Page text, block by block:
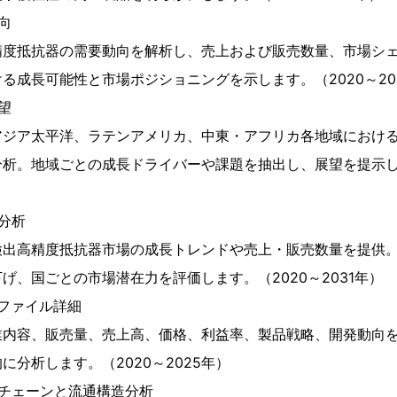
抵抗器の需要動向を解析し、売上および販売数量、市場シ
成長可能性と市場ポジショニングを示します。（2020～
ア太平洋、ラテンアメリカ、中東・アフリカ各地域におけ
。地域ごとの成長ドライバーや課題を抽出し、展望を提
析
高精度抵抗器市場の成長トレンドや売上・販売数量を提供
、国ごとの市場潜在力を評価します。（2020～2031年）
ァイル詳細
容、販売量、売上高、価格、利益率、製品戦略、開発動向
分析します。（2020～2025年）
ェーンと流通構造分析